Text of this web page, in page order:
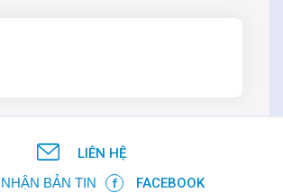
LIÊN HỆ
NHẬN BẢN TIN
FACEBOOK